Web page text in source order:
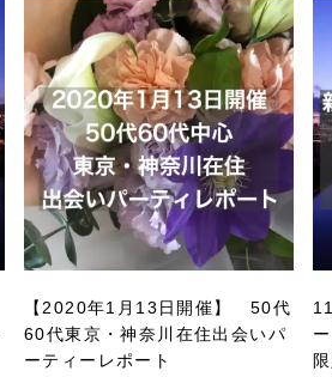
【2020年1月13日開催】 50代
60代東京・神奈川在住出会いパ
ーティーレポート